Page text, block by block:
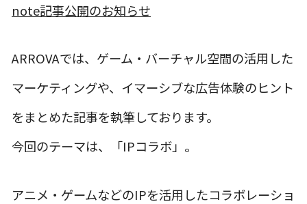
note記事公開のお知らせ
ARROVAでは、ゲーム・バーチャル空間の活用した
マーケティングや、イマーシブな広告体験のヒント
をまとめた記事を執筆しております。
今回のテーマは、「IPコラボ」。
アニメ・ゲームなどのIPを活用したコラボレーショ